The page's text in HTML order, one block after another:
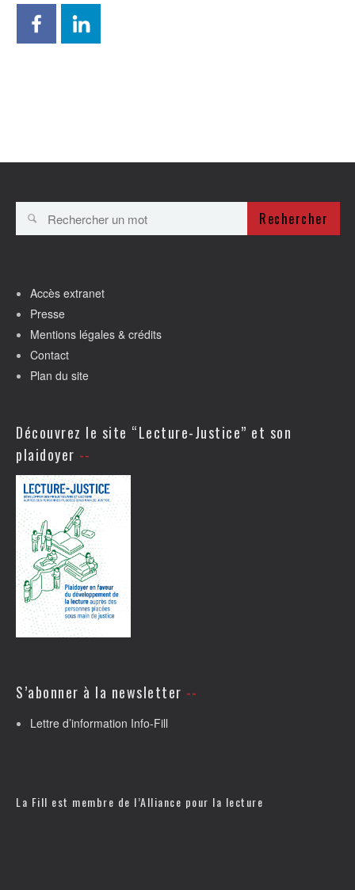
Rechercher
Accès extranet
Presse
Mentions légales & crédits
Contact
Plan du site
Découvrez le site “Lecture-Justice” et son
plaidoyer
S’abonner à la newsletter
Lettre d’information Info-Fill
La Fill est membre de l’Alliance pour la lecture